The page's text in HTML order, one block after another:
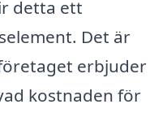
detta ett
Det är
erbjuder
kostnaden för